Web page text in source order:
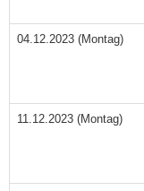
04.12.2023 (Montag)
11.12.2023 (Montag)